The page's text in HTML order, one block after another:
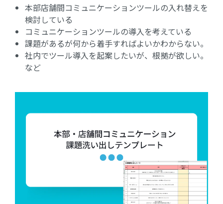
本部店舗間コミュニケーションツールの入れ替えを
検討している
コミュニケーションツールの導入を考えている
課題があるが何から着手すればよいかわからない。
社内でツール導入を起案したいが、根拠が欲しい。
など